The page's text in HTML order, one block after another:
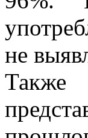
не
Также